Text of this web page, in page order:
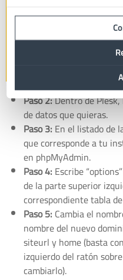
Paso 2:Dentro de Plesk,
de datos que quieras.
Paso 3: En el listado de
que corresponde a tu
en phpMyAdmin.
Paso 4: Escribe
de la parte superior
correspondiente tabla
Paso 5: Cambia el
nombre del nuevo
siteurl y home (basta
izquierdo del ratón
cambiarlo).